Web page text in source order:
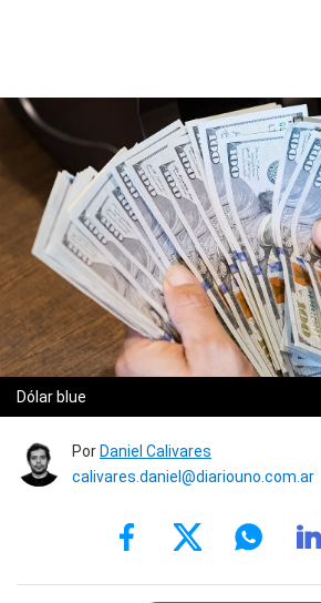
Dólar blue
Por Daniel Calivares
calivares.daniel@diariouno.com.ar